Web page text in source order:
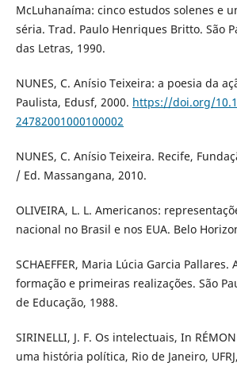
McLuhanaíma: cinco estudos solenes e
séria. Trad. Paulo Henriques Britto. São
das Letras, 1990.
NUNES, C. Anísio Teixeira: a poesia da
Paulista, Edusf, 2000. https://doi.org/
24782001000100002
NUNES, C. Anísio Teixeira. Recife,
/ Ed. Massangana, 2010.
OLIVEIRA, L. L. Americanos:
nacional no Brasil e nos EUA. Belo
SCHAEFFER, Maria Lúcia Garcia Pallares.
formação e primeiras realizações. São
de Educação, 1988.
SIRINELLI, J. F. Os intelectuais, In
uma história política, Rio de Janeiro,